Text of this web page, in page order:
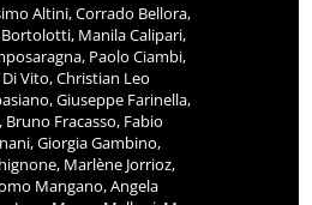
Altini, Corrado Bellora,
Manila Calipari,
Paolo Ciambi,
Vito, Christian Leo
Giuseppe Farinella,
Fracasso, Fabio
Giorgia Gambino,
Marlène Jorrioz,
Mangano, Angela